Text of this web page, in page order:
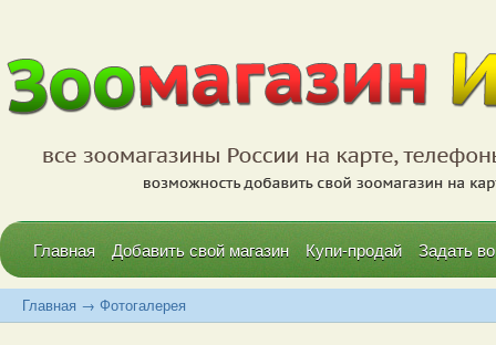
Главная Добавить свой магазин Купи-продай Задать
Главная → Фотогалерея